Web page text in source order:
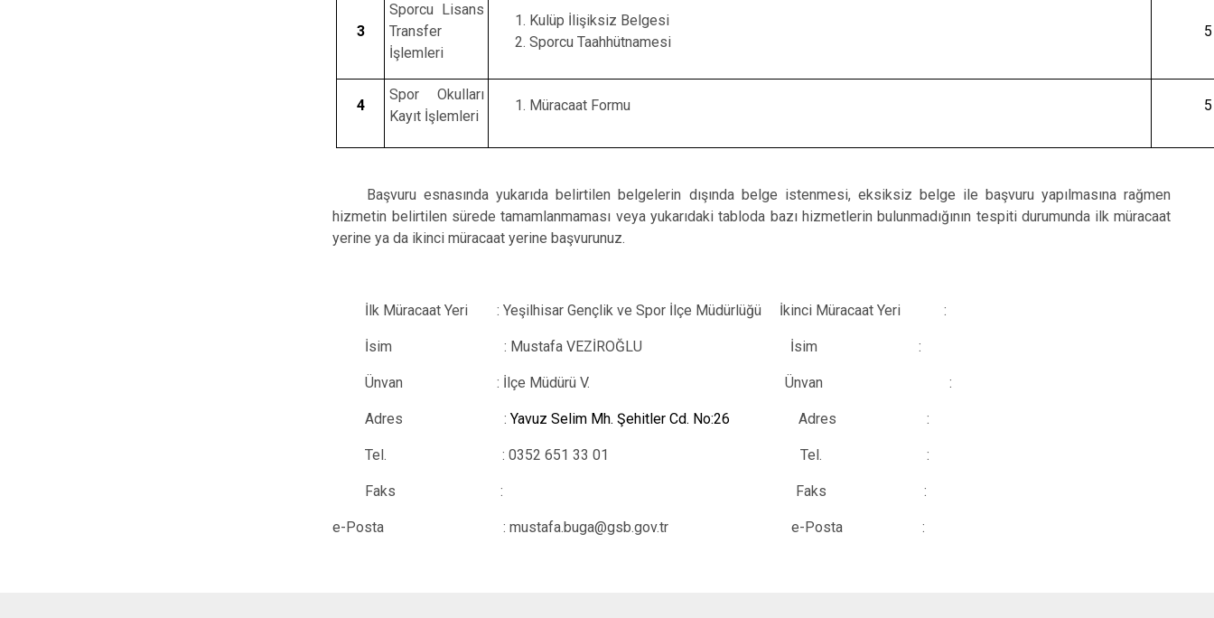
3
Sporcu Lisans
Transfer
İşlemleri
Kulüp İlişiksiz Belgesi
Sporcu Taahhütnamesi
4
Spor Okulları
Kayıt İşlemleri
Müracaat Formu
Başvuru esnasında yukarıda belirtilen belgelerin dışında belge istenmesi, eksiksiz belge ile başvuru yapılmasına rağmen
hizmetin belirtilen sürede tamamlanmaması veya yukarıdaki tabloda bazı hizmetlerin bulunmadığının tespiti durumunda ilk müracaat
yerine ya da ikinci müracaat yerine başvurunuz.
İlk Müracaat Yeri : Yeşilhisar Gençlik ve Spor İlçe Müdürlüğü İkinci Müracaat Yeri :
İsim : Mustafa VEZİROĞLU İsim :
Ünvan : İlçe Müdürü V. Ünvan :
Adres : Yavuz Selim Mh. Şehitler Cd. No:26 Adres :
Tel. : 0352 651 33 01 Tel. :
Faks : Faks :
e-Posta : mustafa.buga@gsb.gov.tr e-Posta :